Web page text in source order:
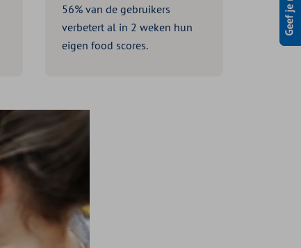
56% van de gebruikers
verbetert al in 2 weken hun
eigen food scores.